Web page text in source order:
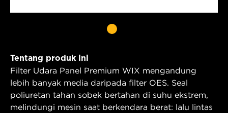
Tentang produk ini
Filter Udara Panel Premium WIX mengandung
lebih banyak media daripada filter OES. Seal
poliuretan tahan sobek bertahan di suhu ekstrem,
melindungi mesin saat berkendara berat: lalu lintas